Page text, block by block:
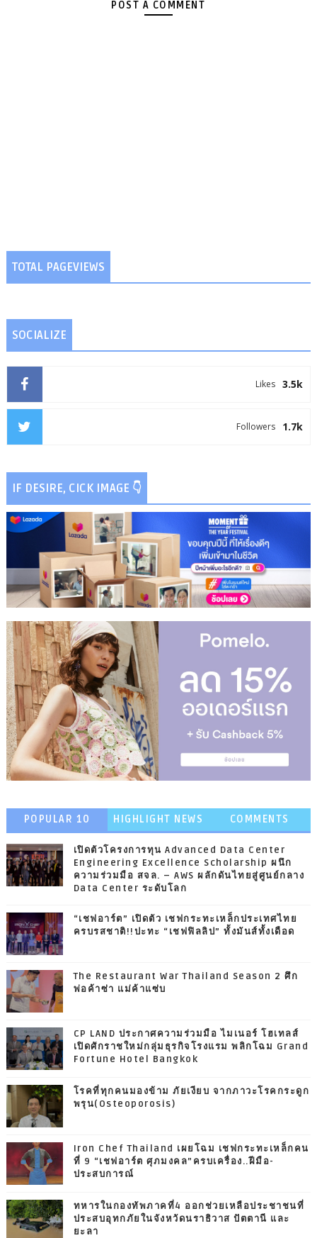
POST A COMMENT
TOTAL PAGEVIEWS
SOCIALIZE
3.5k
Likes
1.7k
Followers
IF DESIRE, CICK IMAGE 👇
POPULAR 10 HIGHLIGHT NEWS COMMENTS
เปิดตัวโครงการทุน Advanced Data Center
Engineering Excellence Scholarship ผนึก
ความร่วมมือ สจล. – AWS ผลักดันไทยสู่ศูนย์กลาง
Data Center ระดับโลก
“เชฟอาร์ต” เปิดตัว เชฟกระทะเหล็กประเทศไทย
ครบรสชาติ!!ปะทะ “เชฟฟิลลิป” ทั้งมันส์ทั้งเดือด
The Restaurant War Thailand Season 2 ศึก
พ่อค้าซ่า แม่ค้าแซ่บ
CP LAND ประกาศความร่วมมือ ไมเนอร์ โฮเทลส์
เปิดศักราชใหม่กลุ่มธุรกิจโรงแรม พลิกโฉม Grand
Fortune Hotel Bangkok
โรคที่ทุกคนมองข้าม ภัยเงียบ จากภาวะโรคกระดูก
พรุน(Osteoporosis)
Iron Chef Thailand เผยโฉม เชฟกระทะเหล็กคน
ที่ 9 “เชฟอาร์ต ศุภมงคล”ครบเครื่อง..ฝีมือ-
ประสบการณ์
ทหารในกองทัพภาคที่4 ออกช่วยเหลือประชาชนที่
ประสบอุทกภัยในจังหวัดนราธิวาส ปัตตานี และ
ยะลา